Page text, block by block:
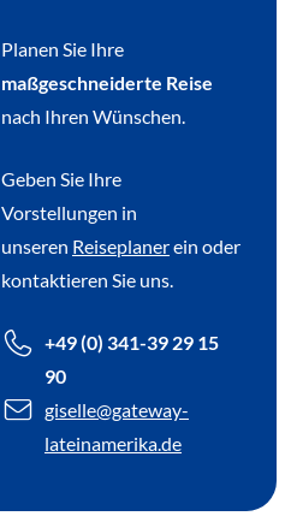
Planen Sie Ihre
maßgeschneiderte Reise
nach Ihren Wünschen.
Geben Sie Ihre
Vorstellungen in
unseren Reiseplanerein oder
kontaktieren Sie uns.
+49 (0) 341-39 29 15
90
giselle@gateway-
lateinamerika.de